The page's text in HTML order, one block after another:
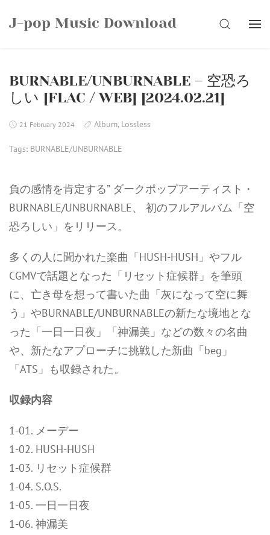
J-pop Music Download SEARCH
BURNABLE/UNBURNABLE – 空恐ろ
しい [FLAC / WEB] [2024.02.21]
21 February 2024 Album, Lossless
Tags: BURNABLE/UNBURNABLE
負の感情を肯定する” ダークポップアーティスト・
BURNABLE/UNBURNABLE、 初のフルアルバム「空
恐ろしい」をリリース。
多くの人に聞かれた楽曲「HUSH-HUSH」やフル
CGMVで話題となった「リセット症候群」を筆頭
に、亡き母を想って書いた曲「灰になって空に舞
う」やBURNABLE/UNBURNABLEの新たな境地とな
った「一日一日夜」「神漏美」などの数々の名曲
や、新たなアプローチに挑戦した新曲「beg」
「ATS」も収録された。
収録内容
1-01. メーデー
1-02. HUSH-HUSH
1-03. リセット症候群
1-04. S.O.S.
1-05. 一日一日夜
1-06. 神漏美